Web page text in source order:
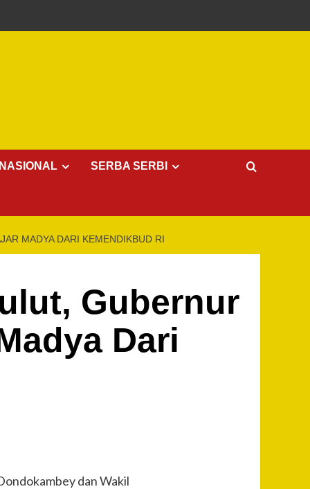
NASIONAL SERBA SERBI
MADYA DARI KEMENDIKBUD RI
Gubernur
Dari
dan Wakil